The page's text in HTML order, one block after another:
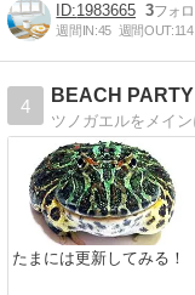
1983665 3
週間IN:45 週間OUT:114
4
BEACH
たまには更新してみる！